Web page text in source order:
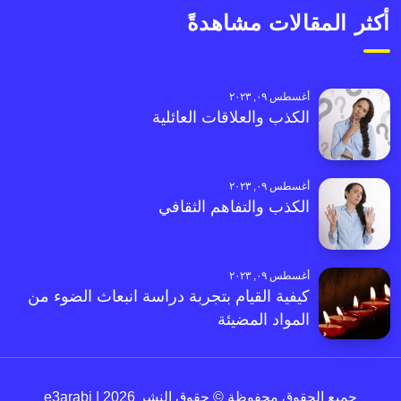
أكثر المقالات مشاهدةً
أغسطس ٠٩, ٢٠٢٣
الكذب والعلاقات العائلية
أغسطس ٠٩, ٢٠٢٣
الكذب والتفاهم الثقافي
أغسطس ٠٩, ٢٠٢٣
كيفية القيام بتجربة دراسة انبعاث الضوء من
المواد المضيئة
جميع الحقوق محفوظة © حقوق النشر 2026 | e3arabi